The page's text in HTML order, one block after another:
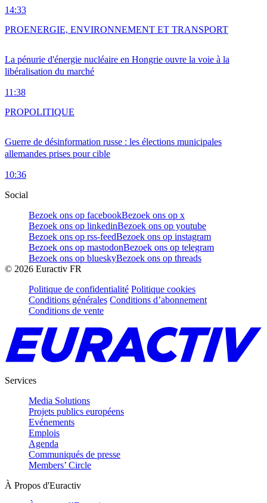
14:33
La pénurie d'énergie nucléaire en Hongrie ouvre la voie à la
libéralisation du marché
11:38
PROENERGIE, ENVIRONNEMENT ET TRANSPORT
Guerre de désinformation russe : les élections municipales
allemandes prises pour cible
10:36
PROPOLITIQUE
Social
Bezoek ons op facebookBezoek ons op x
Bezoek ons op linkedinBezoek ons op youtube
Bezoek ons op rss-feedBezoek ons op instagram
Bezoek ons op mastodonBezoek ons op telegram
Bezoek ons op blueskyBezoek ons op threads
© 2026 Euractiv FR
Politique de confidentialité Politique cookies
Conditions générales Conditions d’abonnement
Conditions de vente
Services
Media Solutions
Projets publics européens
Evénements
Emplois
Agenda
Communiqués de presse
Members’ Circle
À Propos d'Euractiv